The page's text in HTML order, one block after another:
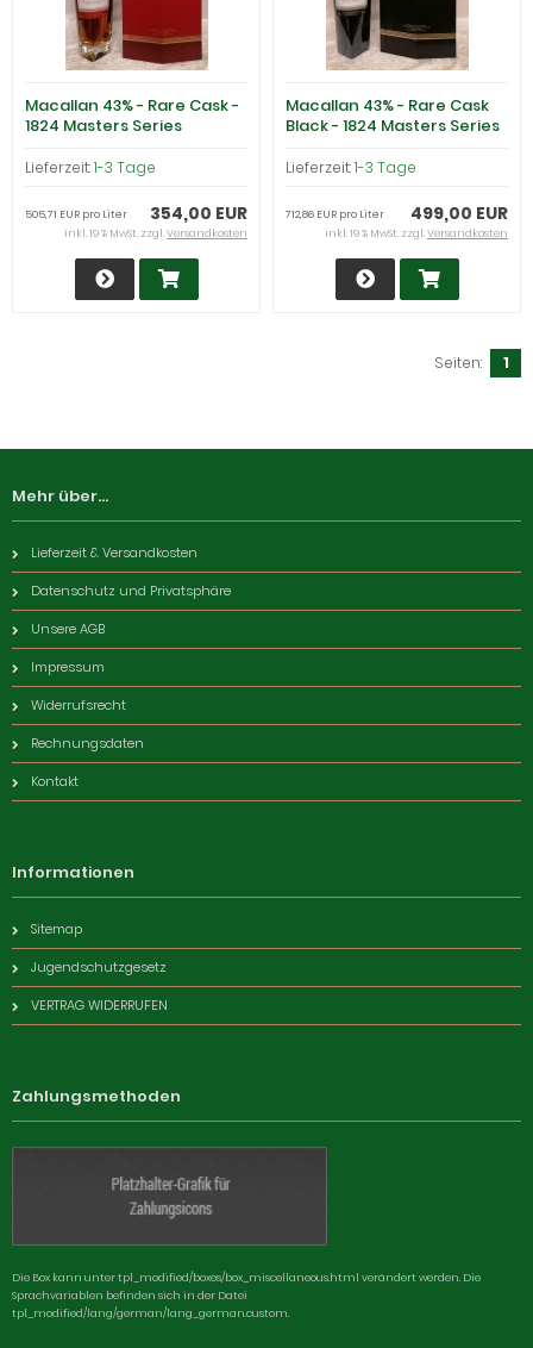
Macallan 43% - Rare Cask -
1824 Masters Series
Lieferzeit:1-3 Tage
354,00 EUR
505,71 EUR pro Liter
inkl. 19 % MwSt. zzgl.Versandkosten
Macallan 43% - Rare Cask
Black - 1824 Masters Series
Lieferzeit:1-3 Tage
499,00 EUR
712,86 EUR pro Liter
inkl. 19 % MwSt. zzgl.Versandkosten
Seiten: 1
Mehr über...
Lieferzeit & Versandkosten
Datenschutz und Privatsphäre
Unsere AGB
Impressum
Widerrufsrecht
Rechnungsdaten
Kontakt
Informationen
Sitemap
Jugendschutzgesetz
VERTRAG WIDERRUFEN
Zahlungsmethoden
Die Box kann unter tpl_modified/boxes/box_miscellaneous.html verändert werden. Die
Sprachvariablen befinden sich in der Datei
tpl_modified/lang/german/lang_german.custom.